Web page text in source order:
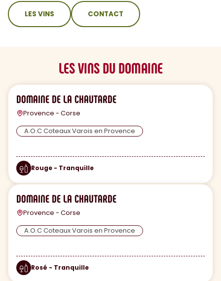
sommaire
LES VINS CONTACT
LES VINS DU DOMAINE
DOMAINE DE LA CHAUTARDE
Provence - Corse
A.O.C Coteaux Varois en Provence
Rouge - Tranquille
DOMAINE DE LA CHAUTARDE
Provence - Corse
A.O.C Coteaux Varois en Provence
Rosé - Tranquille